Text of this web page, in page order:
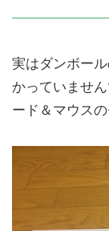
実はダンボー
かっていませ
ード＆マウスの